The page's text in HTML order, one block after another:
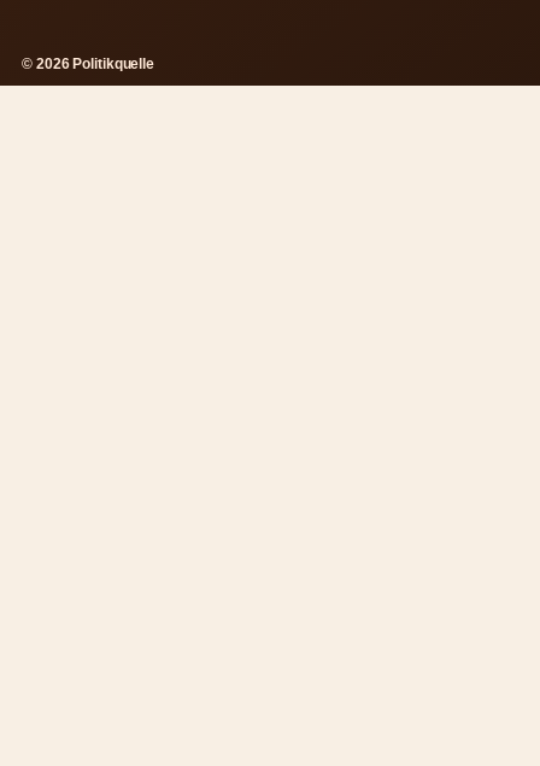
© 2026 Politikquelle